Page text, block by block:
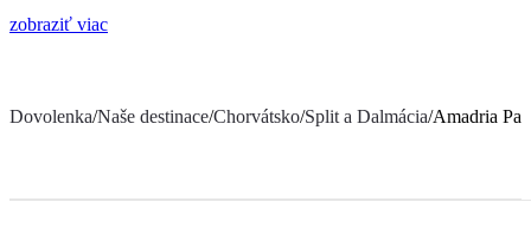
zobraziť viac
Dovolenka/Naše destinace/Chorvátsko/Split a Dalmácia/Amadria